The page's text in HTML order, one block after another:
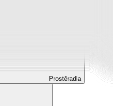
Prostěradla